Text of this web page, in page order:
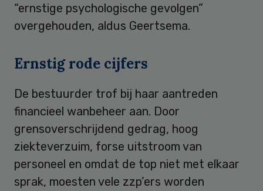
“ernstige psychologische gevolgen”
overgehouden, aldus Geertsema.
Ernstig rode cijfers
De bestuurder trof bij haar aantreden
financieel wanbeheer aan. Door
grensoverschrijdend gedrag, hoog
ziekteverzuim, forse uitstroom van
personeel en omdat de top niet met elkaar
sprak, moesten vele zzp’ers worden